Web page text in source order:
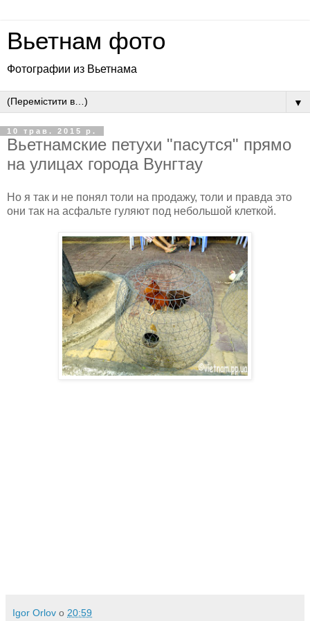
Вьетнам фото
Фотографии из Вьетнама
▼
10 трав. 2015 р.
Вьетнамские петухи "пасутся" прямо
на улицах города Вунгтау
Но я так и не понял толи на продажу, толи и правда это
они так на асфальте гуляют под небольшой клеткой.
Igor Orlov о 20:59